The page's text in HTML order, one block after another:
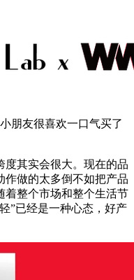
友很喜欢一口气买了
其实会很大。现在的品
作做的太多倒不如把产品
着整个市场和整个生活节
”已经是一种心态，好产